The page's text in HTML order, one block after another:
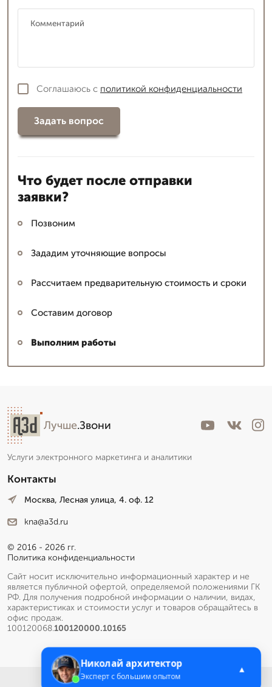
Соглашаюсь с политикой конфиденциальности
Задать вопрос
Что будет после отправки
заявки?
Позвоним
Зададим уточняющие вопросы
Рассчитаем предварительную стоимость и сроки
Составим договор
Выполним работы
Лучше.Звони
Услуги электронного маркетинга и аналитики
Контакты
Москва, Лесная улица, 4. оф. 12
kna@a3d.ru
© 2016 - 2026 гг.
Политика конфиденциальности
Сайт носит исключительно информационный характер и не
является публичной офертой, определяемой положениями ГК
РФ. Для получения подробной информации о наличии, видах,
характеристиках и стоимости услуг и товаров обращайтесь в
офис продаж.
100120068.100120000.10165
Николай архитектор
Эксперт с большим опытом
▲